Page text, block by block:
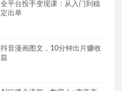
全平台投手变现课：从入门到稳
定出单
抖音漫画图文，10分钟出片赚收
益